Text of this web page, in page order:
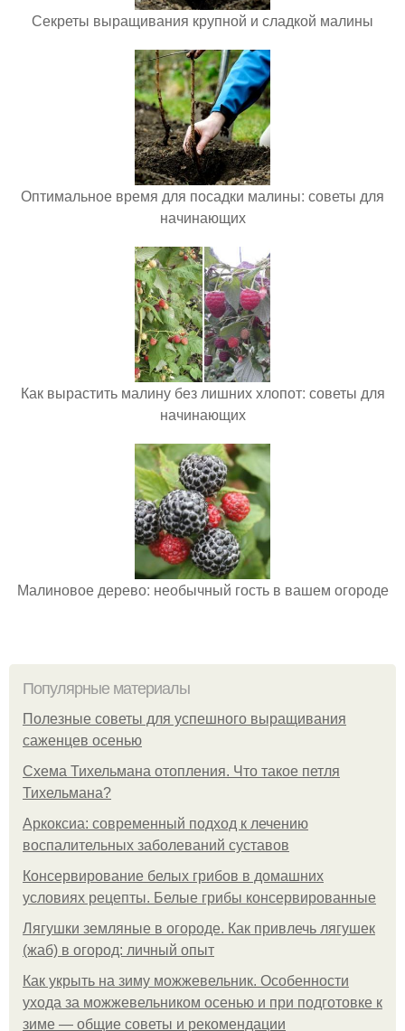
Секреты выращивания крупной и сладкой малины
Оптимальное время для посадки малины: советы для
начинающих
Как вырастить малину без лишних хлопот: советы для
начинающих
Малиновое дерево: необычный гость в вашем огороде
Популярные материалы
Полезные советы для успешного выращивания
саженцев осенью
Схема Тихельмана отопления. Что такое петля
Тихельмана?
Аркоксиа: современный подход к лечению
воспалительных заболеваний суставов
Консервирование белых грибов в домашних
условиях рецепты. Белые грибы консервированные
Лягушки земляные в огороде. Как привлечь лягушек
(жаб) в огород: личный опыт
Как укрыть на зиму можжевельник. Особенности
ухода за можжевельником осенью и при подготовке к
зиме — общие советы и рекомендации